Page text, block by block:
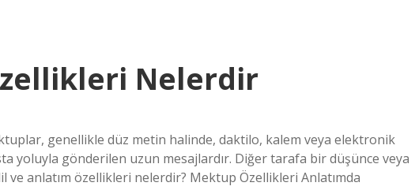
Nelerdir
genellikle düz metin halinde, daktilo, kalem veya elektronik
yoluyla gönderilen uzun mesajlardır. Diğer tarafa bir düşünce veya
ve anlatım özellikleri nelerdir? Mektup Özellikleri Anlatımda